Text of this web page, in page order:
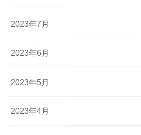
2023年7月
2023年6月
2023年5月
2023年4月